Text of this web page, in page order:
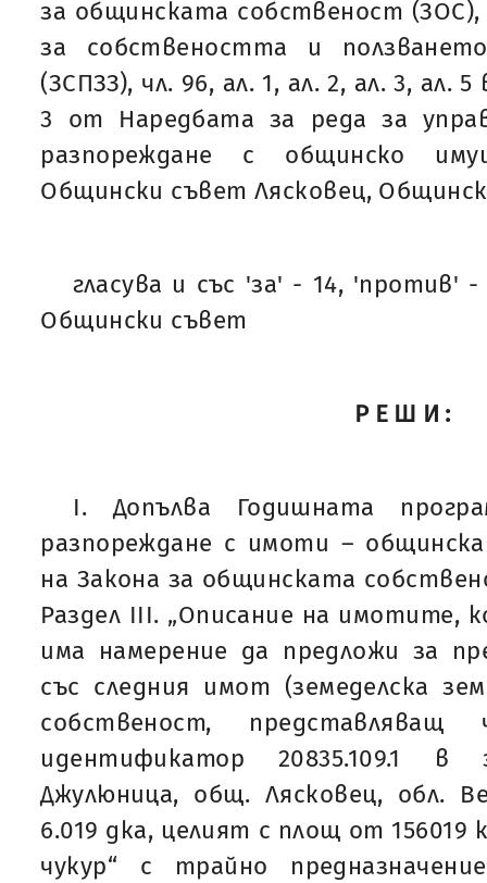
за общинската собственост (ЗОС),
за собствеността и
(ЗСПЗЗ), чл. 96, ал. 1, ал. 2, ал. 3, ал.
3 от Наредбата за реда за
разпореждане с общинско
Общински съвет Лясковец,
гласува и със 'за' - 14, 'против'
Общински съвет
РЕШИ:
I. Допълва Годишната
разпореждане с имоти –
на Закона за общинската
Раздел III. „Описание на имотите,
има намерение да предложи за
със следния имот (земеделска
собственост,
идентификатор 20835.109.1
Джулюница, общ. Лясковец, обл.
6.019 дка, целият с площ от 156019
чукур“ с трайно